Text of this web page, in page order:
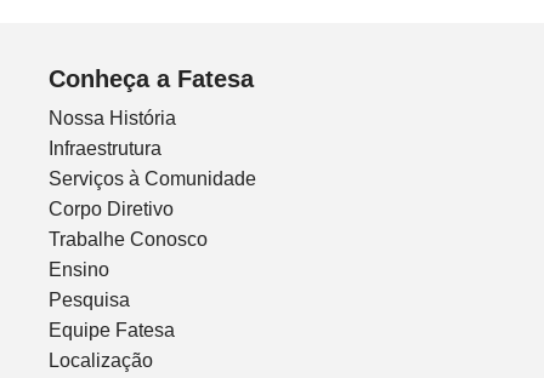
Conheça a Fatesa
Nossa História
Infraestrutura
Serviços à Comunidade
Corpo Diretivo
Trabalhe Conosco
Ensino
Pesquisa
Equipe Fatesa
Localização